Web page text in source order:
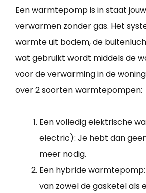
Een warmtepomp is in staat
verwarmen zonder gas. Het
warmte uit bodem, de
wat gebruikt wordt middels de
voor de verwarming in de
over 2 soorten warmtepompen:
Een volledig elektrische
electric): Je hebt dan
meer nodig.
Een hybride
van zowel de gasketel als